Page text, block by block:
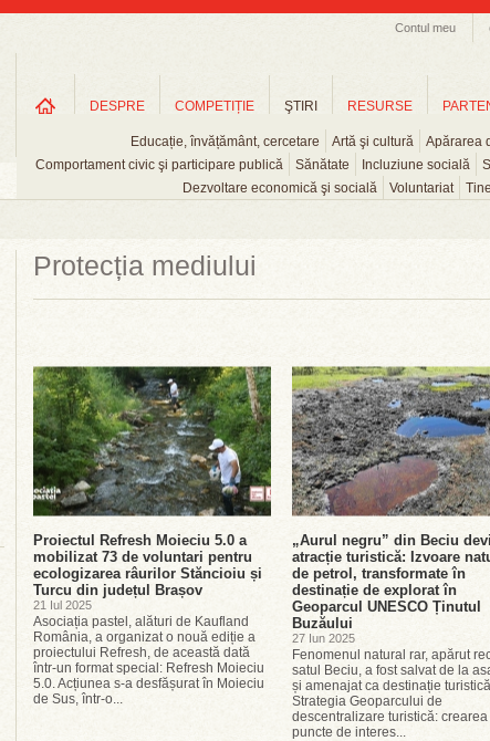
Contul meu
DESPRE COMPETIȚIE ŞTIRI
Educație, învățământ, cercetare Artă şi cultură
Apărarea
Comportament civic şi participare publică
Sănătate Incluziune socială
Dezvoltare economică şi socială
Voluntariat
RESURSE
Protecția mediului
Proiectul Refresh Moieciu 5.0 a
mobilizat 73 de voluntari pentru
ecologizarea râurilor Stăncioiu și
Turcu din județul Brașov
21 Iul 2025
Asociația pastel, alături de Kaufland
România, a organizat o nouă ediție a
proiectului Refresh, de această dată
într-un format special: Refresh Moieciu
5.0. Acțiunea s-a desfășurat în Moieciu
de Sus, într-o...
„Aurul negru” din Beciu
atracție turistică: Izvoare
de petrol, transformate în
destinație de explorat în
Geoparcul UNESCO Ținutul
Buzăului
27 Iun 2025
Fenomenul natural rar, apărut
satul Beciu, a fost salvat de la
și amenajat ca destinație turistică
Strategia Geoparcului de
descentralizare turistică:
puncte de interes...